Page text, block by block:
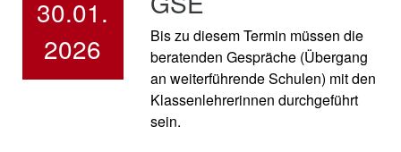
30.01.
2026
Bis zu diesem Termin müssen die
beratenden Gespräche (Übergang
an weiterführende Schulen) mit den
Klassenlehrerinnen durchgeführt
sein.